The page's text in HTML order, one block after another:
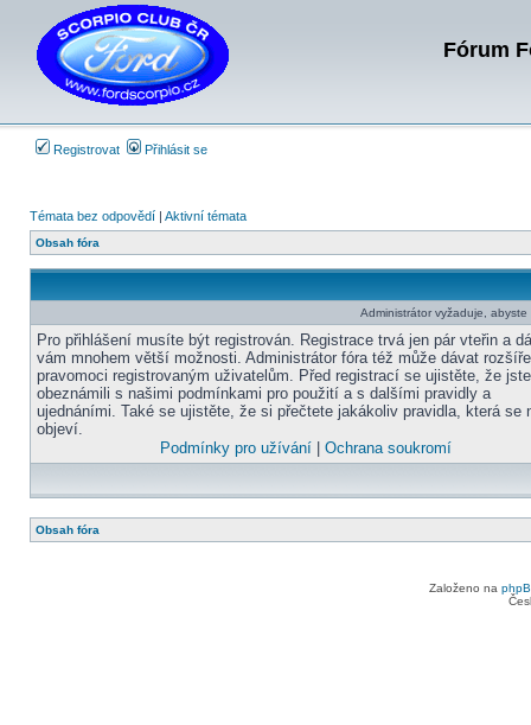
Fórum
Registrovat Přihlásit se
Témata bez odpovědí | Aktivní témata
Obsah fóra
Administrátor vyžaduje,
Pro přihlášení musíte být registrován. Registrace trvá jen pár vteřin a
vám mnohem větší možnosti. Administrátor fóra též může dávat
pravomoci registrovaným uživatelům. Před registrací se ujistěte, že
obeznámili s našimi podmínkami pro použití a s dalšími pravidly a
ujednáními. Také se ujistěte, že si přečtete jakákoliv pravidla, která se
objeví.
Podmínky pro užívání| Ochrana soukromí
Obsah fóra
Založeno na